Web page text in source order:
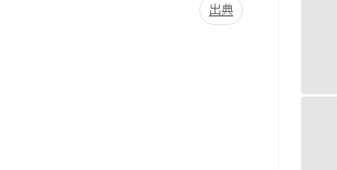
出典